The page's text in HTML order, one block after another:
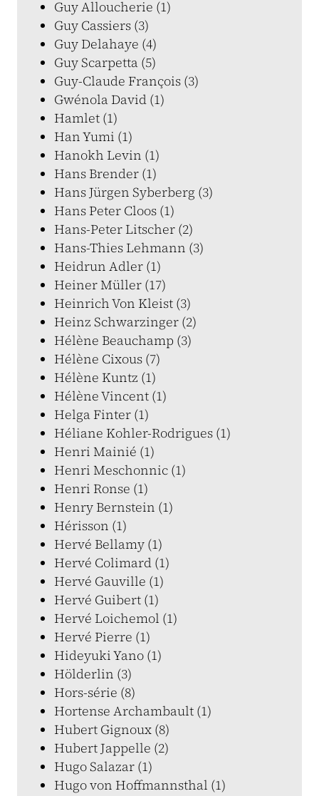
Guy Alloucherie (1)
Guy Cassiers (3)
Guy Delahaye (4)
Guy Scarpetta (5)
Guy-Claude François (3)
Gwénola David (1)
Hamlet (1)
Han Yumi (1)
Hanokh Levin (1)
Hans Brender (1)
Hans Jürgen Syberberg (3)
Hans Peter Cloos (1)
Hans-Peter Litscher (2)
Hans-Thies Lehmann (3)
Heidrun Adler (1)
Heiner Müller (17)
Heinrich Von Kleist (3)
Heinz Schwarzinger (2)
Hélène Beauchamp (3)
Hélène Cixous (7)
Hélène Kuntz (1)
Hélène Vincent (1)
Helga Finter (1)
Héliane Kohler-Rodrigues (1)
Henri Mainié (1)
Henri Meschonnic (1)
Henri Ronse (1)
Henry Bernstein (1)
Hérisson (1)
Hervé Bellamy (1)
Hervé Colimard (1)
Hervé Gauville (1)
Hervé Guibert (1)
Hervé Loichemol (1)
Hervé Pierre (1)
Hideyuki Yano (1)
Hölderlin (3)
Hors-série (8)
Hortense Archambault (1)
Hubert Gignoux (8)
Hubert Jappelle (2)
Hugo Salazar (1)
Hugo von Hoffmannsthal (1)